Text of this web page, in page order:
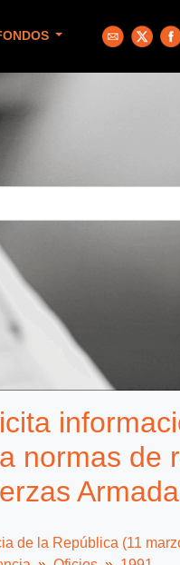
normas de
de la República (11